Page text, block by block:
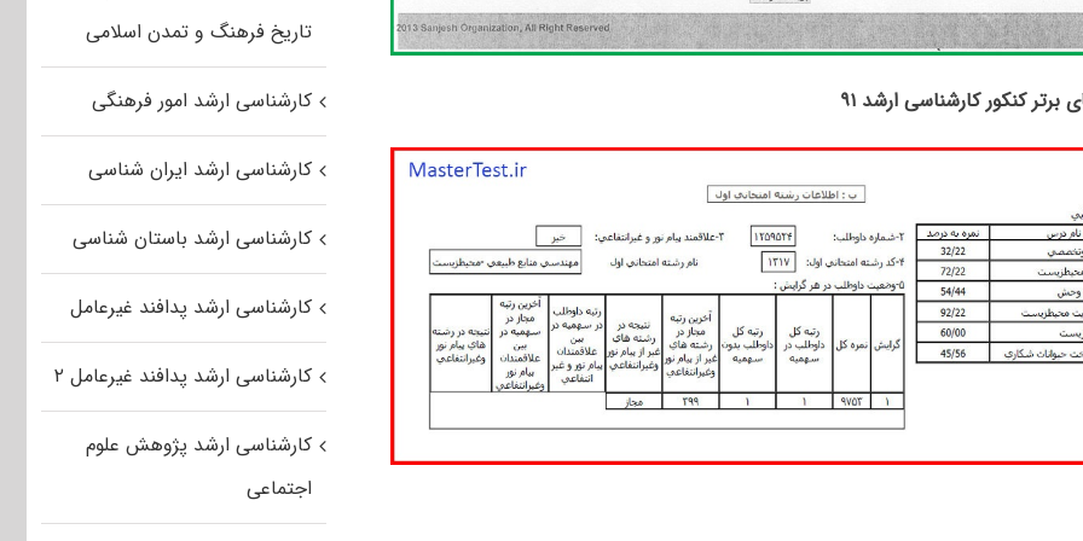
برتر کنکور کارشناسی ارشد ۹۱
تاریخ فرهنگ و تمدن اسلامی
کارشناسی ارشد امور فرهنگی
کارشناسی ارشد ایران شناسی
کارشناسی ارشد باستان شناسی
کارشناسی ارشد پدافند غیرعامل
کارشناسی ارشد پدافند غیرعامل ۲
کارشناسی ارشد پژوهش علوم
اجتماعی